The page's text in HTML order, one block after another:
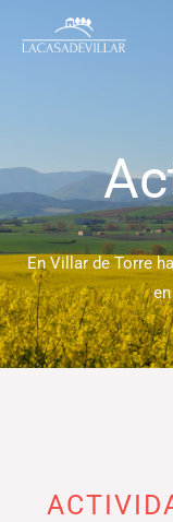
En Villar de Torre